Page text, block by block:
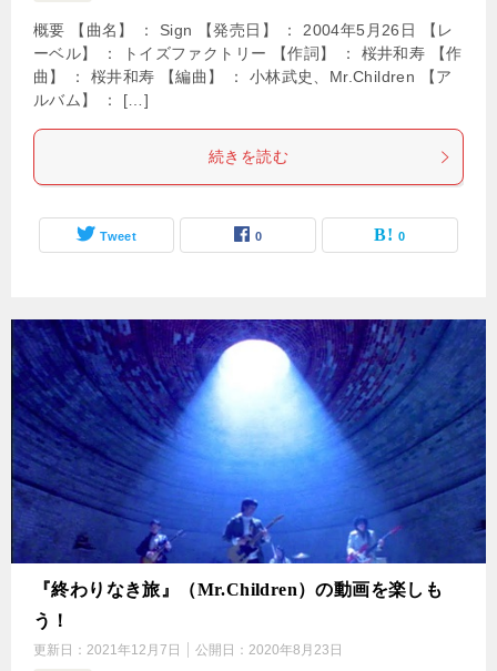
概要 【曲名】 ： Sign 【発売日】 ： 2004年5月26日 【レ
ーベル】 ： トイズファクトリー 【作詞】 ： 桜井和寿 【作
曲】 ： 桜井和寿 【編曲】 ： 小林武史、Mr.Children 【ア
ルバム】 ： […]
続きを読む
Tweet 0 0
『終わりなき旅』（Mr.Children）の動画を楽しも
う！
更新日： 2021年12月7日 公開日： 2020年8月23日